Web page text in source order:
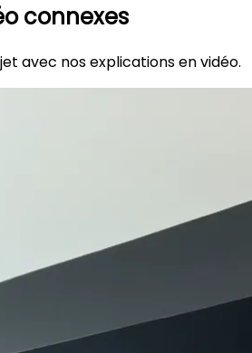
connexes
avec nos explications en vidéo.